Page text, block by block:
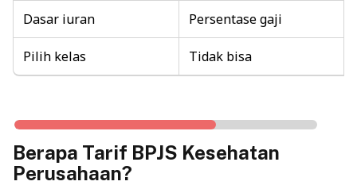
Dasar iuran Persentase gaji
Pilih kelas Tidak bisa
Berapa Tarif BPJS Kesehatan
Perusahaan?